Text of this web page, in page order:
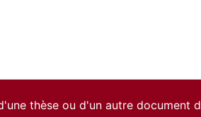
thèse ou d'un autre document